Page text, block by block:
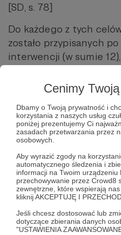
Cenimy
Dbamy o Twoją prywatność i
korzystania z naszych usług
poniżej prezentujemy Ci
zasadach przetwarzania przez
osobowych.
Aby wyrazić zgody na
automatycznego śledzenia i
informacji na Twoim urządzeniu
przechowywanie przez Crowd8
zewnętrzne, które wspierają nas
kliknij AKCEPTUJĘ I
Jeśli chcesz dostosować lub
dotyczące zbierania danych
"USTAWIENIA
[SD, s. 78]
Do każdego z tych
zostało przypisanych
interwencji (w sumie
całości, gdyż to
będzie się państwo
tragiczną sytuację
ZABEZPIECZENIE
WSPARCIE W
MIESZKANIOWYCH
WSPARCIE
POPULARYZACJA
SPRZYJAJĄCEJ
WZMOCNIENIE
SEKTOREM I